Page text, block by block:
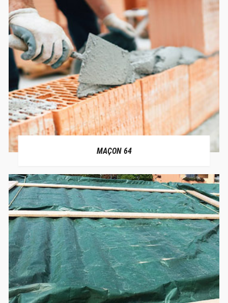
MAÇON 64